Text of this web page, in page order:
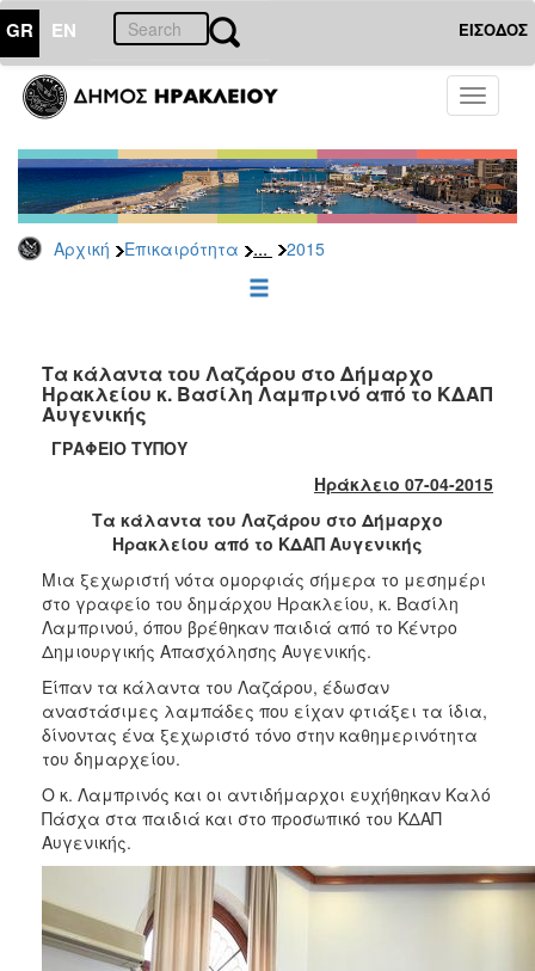
GR EN ΕΙΣΟΔΟΣ
Toggle
Αρχική Επικαιρότητα ... 2015
ΕΠΙΚΑΙΡΟΤΗΤΑ
Τύπου
Αρχείο
2026
2025
2022
2021
2020
2018
2017
2016
2015
2013
2012
2011
2010
2006
ΔΗΜΟΤΗΣ
Τα κάλαντα του Λαζάρου στο Δήμαρχο
Ηρακλείου κ. Βασίλη Λαμπρινό από το ΚΔΑΠ
Αυγενικής
ΓΡΑΦΕΙΟ ΤΥΠΟΥ
Ηράκλειο 07-04-2015
Τα κάλαντα του Λαζάρου στο Δήμαρχο
Ηρακλείου από το ΚΔΑΠ Αυγενικής
Μια ξεχωριστή νότα ομορφιάς σήμερα το μεσημέρι
στο γραφείο του δημάρχου Ηρακλείου, κ. Βασίλη
Λαμπρινού, όπου βρέθηκαν παιδιά από το Κέντρο
Δημιουργικής Απασχόλησης Αυγενικής.
Είπαν τα κάλαντα του Λαζάρου, έδωσαν
αναστάσιμες λαμπάδες που είχαν φτιάξει τα ίδια,
δίνοντας ένα ξεχωριστό τόνο στην καθημερινότητα
του δημαρχείου.
Ο κ. Λαμπρινός και οι αντιδήμαρχοι ευχήθηκαν Καλό
Πάσχα στα παιδιά και στο προσωπικό του ΚΔΑΠ
Αυγενικής.